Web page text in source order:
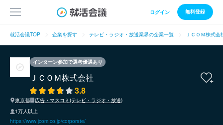
ログイン 無料登録
就活会議TOP 企業を探す テレビ・ラジオ・放送業界の企業一覧 ＪＣＯＭ株式会
インターン参加で選考優遇あり
ＪＣＯＭ株式会社
3.8
東京都
広告・マスコミ(テレビ・ラジオ・放送)
1万人以上
https://www.jcom.co.jp/corporate/